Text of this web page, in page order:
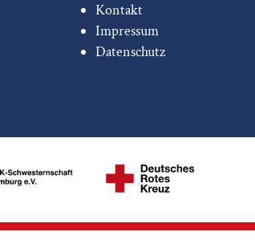
Kontakt
Impressum
Datenschutz